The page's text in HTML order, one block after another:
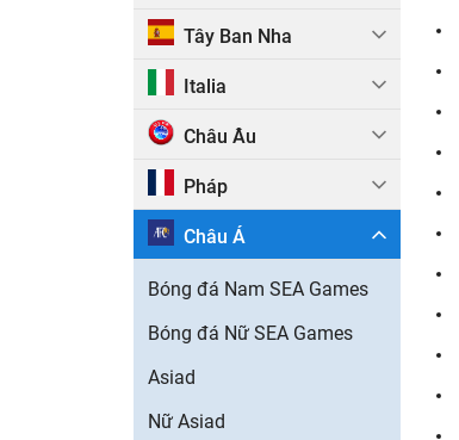
Tây Ban Nha
Italia
Châu Âu
Pháp
Châu Á
Bóng đá Nam SEA Games
Bóng đá Nữ SEA Games
Asiad
Nữ Asiad